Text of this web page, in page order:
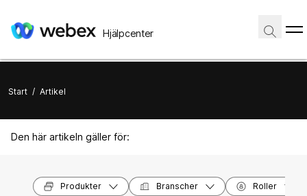
Hjälpcenter
Start / Artikel
Den här artikeln gäller för:
Produkter Branscher Roller